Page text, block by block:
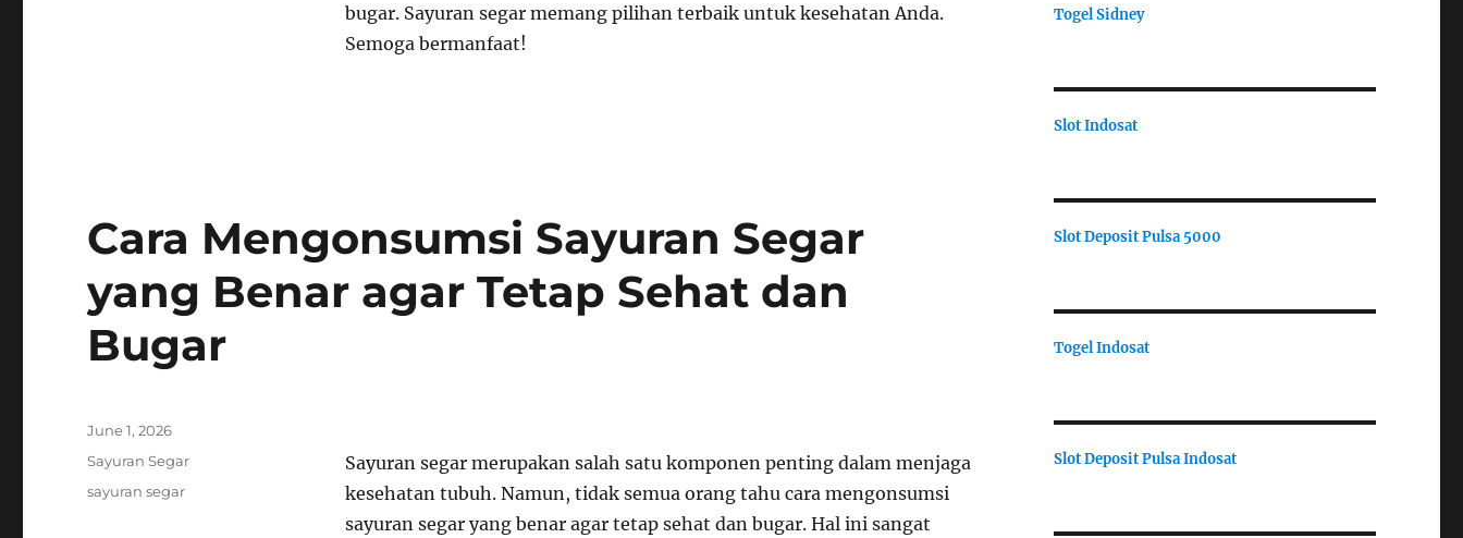
bugar. Sayuran segar memang pilihan terbaik untuk kesehatan Anda.
Semoga bermanfaat!
Cara Mengonsumsi Sayuran Segar
yang Benar agar Tetap Sehat dan
Bugar
Sayuran segar merupakan salah satu komponen penting dalam menjaga
kesehatan tubuh. Namun, tidak semua orang tahu cara mengonsumsi
sayuran segar yang benar agar tetap sehat dan bugar. Hal ini sangat
Posted
June 1, 2026
Categories
Sayuran Segar
Tags
sayuran segar
Togel Sidney
Slot Indosat
Slot Deposit Pulsa 5000
Togel Indosat
Slot Deposit Pulsa Indosat